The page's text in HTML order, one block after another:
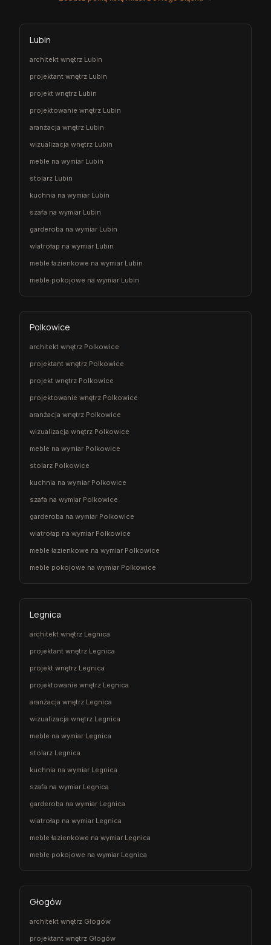
Lubin
architekt wnętrz Lubin
projektant wnętrz Lubin
projekt wnętrz Lubin
projektowanie wnętrz Lubin
aranżacja wnętrz Lubin
wizualizacja wnętrz Lubin
meble na wymiar Lubin
stolarz Lubin
kuchnia na wymiar Lubin
szafa na wymiar Lubin
garderoba na wymiar Lubin
wiatrołap na wymiar Lubin
meble łazienkowe na wymiar Lubin
meble pokojowe na wymiar Lubin
Polkowice
architekt wnętrz Polkowice
projektant wnętrz Polkowice
projekt wnętrz Polkowice
projektowanie wnętrz Polkowice
aranżacja wnętrz Polkowice
wizualizacja wnętrz Polkowice
meble na wymiar Polkowice
stolarz Polkowice
kuchnia na wymiar Polkowice
szafa na wymiar Polkowice
garderoba na wymiar Polkowice
wiatrołap na wymiar Polkowice
meble łazienkowe na wymiar Polkowice
meble pokojowe na wymiar Polkowice
Legnica
architekt wnętrz Legnica
projektant wnętrz Legnica
projekt wnętrz Legnica
projektowanie wnętrz Legnica
aranżacja wnętrz Legnica
wizualizacja wnętrz Legnica
meble na wymiar Legnica
stolarz Legnica
kuchnia na wymiar Legnica
szafa na wymiar Legnica
garderoba na wymiar Legnica
wiatrołap na wymiar Legnica
meble łazienkowe na wymiar Legnica
meble pokojowe na wymiar Legnica
Głogów
architekt wnętrz Głogów
projektant wnętrz Głogów